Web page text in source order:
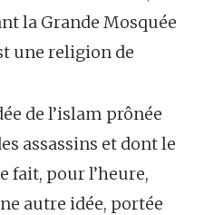
la Grande Mosquée
une religion de
de l’islam prônée
assassins et dont le
fait, pour l’heure,
autre idée, portée